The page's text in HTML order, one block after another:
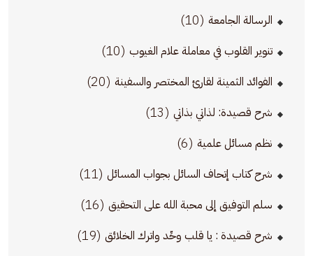
الرسالة الجامعة (10)
تنوير القلوب في معاملة علام الغيوب (10)
الفوائد الثمينة لقارئ المختصر والسفينة (20)
شرح قصيدة: لذاتي بذاتي (13)
نظم مسائل علمية (6)
شرح كتاب إتحاف السائل بجواب المسائل (11)
سلم التوفيق إلى محبة الله على التحقيق (16)
شرح قصيدة : يا قلب وحِّد واترك الخلائق (19)